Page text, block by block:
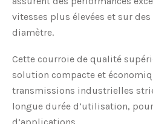
vitesses plus élevées et sur
diamètre.
Cette courroie de qualité
solution compacte et
transmissions industrielles
longue durée d’utilisation,